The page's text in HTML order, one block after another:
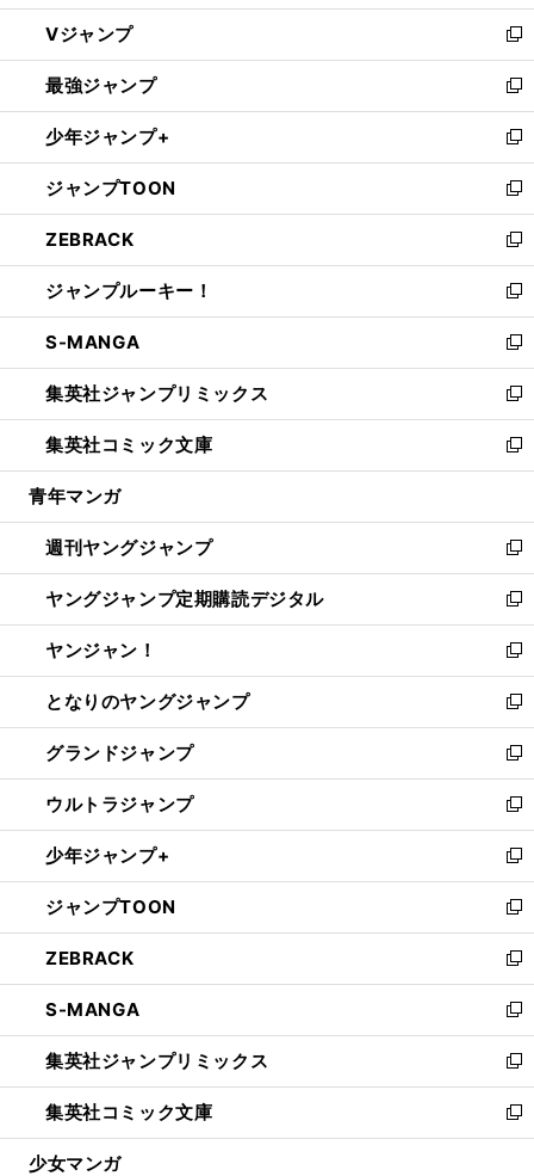
ウ
ィ
ン
ド
ウ
で
開
く
し
い
ウ
ィ
ン
ド
ウ
で
開
く
Vジャンプ
新
し
い
ウ
ィ
ン
ド
ウ
で
開
く
最強ジャンプ
新
し
い
ウ
ィ
ン
ド
ウ
で
開
く
少年ジャンプ+
新
し
い
ウ
ィ
ン
ド
ウ
で
開
く
ジャンプTOON
新
し
い
ウ
ィ
ン
ド
ウ
で
開
く
ZEBRACK
新
し
い
ウ
ィ
ン
ド
ウ
で
開
ジャンプルーキー！
新
し
い
ウ
ィ
ン
ド
ウ
開
く
S-MANGA
新
し
い
ウ
ィ
ン
ウ
で
開
く
集英社ジャンプリミックス
新
し
い
ウ
ン
ド
ウ
で
開
く
集英社コミック文庫
新
し
ウ
ィ
ン
ド
ウ
で
開
く
青年マンガ
週刊ヤングジャンプ
新
し
い
ウ
ィ
ン
ド
ウ
で
開
く
ヤングジャンプ定期購読デジタル
新
し
い
ウ
ィ
ン
ド
ウ
で
開
く
ヤンジャン！
新
し
い
ウ
ィ
ン
ド
ウ
で
開
く
となりのヤングジャンプ
新
し
い
ウ
ィ
ン
ド
ウ
で
開
く
グランドジャンプ
新
し
い
ウ
ィ
ン
ド
ウ
で
開
く
ウルトラジャンプ
新
し
い
ウ
ィ
ン
ド
ウ
で
開
く
少年ジャンプ+
新
し
い
ウ
ィ
ン
ド
ウ
で
開
く
ジャンプTOON
新
し
い
ウ
ィ
ン
ド
ウ
で
開
ZEBRACK
新
し
い
ウ
ィ
ン
ド
ウ
S-MANGA
新
し
い
ウ
ィ
ン
集英社ジャンプリミックス
新
し
い
ウ
集英社コミック文庫
新
し
少女マンガ